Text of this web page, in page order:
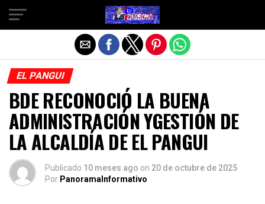
EL PANGUI
BDE RECONOCIÓ LA BUENA
ADMINISTRACIÓN YGESTIÓN DE
LA ALCALDÍA DE EL PANGUI
Publicado 10 meses ago on 20 de octubre de 2025
Por PanoramaInformativo
Salir de la versión móvil